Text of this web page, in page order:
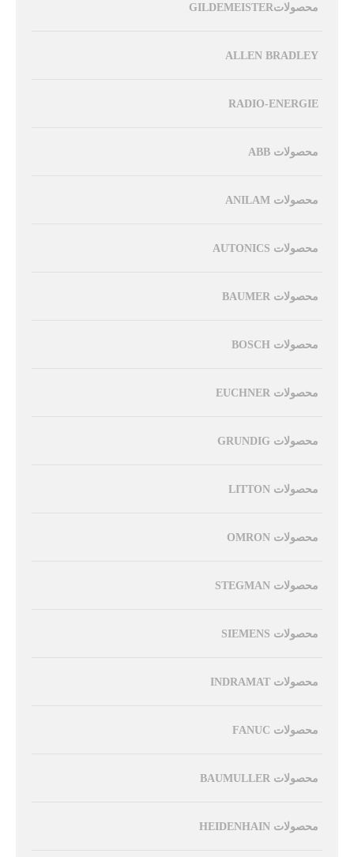
محصولاتGILDEMEISTER
ALLEN BRADLEY
RADIO-ENERGIE
محصولات ABB
محصولات ANILAM
محصولات AUTONICS
محصولات BAUMER
محصولات BOSCH
محصولات EUCHNER
محصولات GRUNDIG
محصولات LITTON
محصولات OMRON
محصولات STEGMAN
محصولات SIEMENS
محصولات INDRAMAT
محصولات FANUC
محصولات BAUMULLER
محصولات HEIDENHAIN